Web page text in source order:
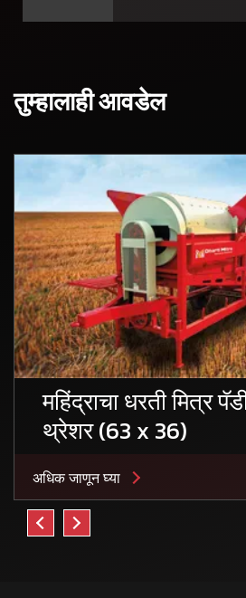
तुम्हालाही आवडेल
महिंद्राचा धरती मित्र
थ्रेशर (63 x 36)
अधिक जाणून घ्या